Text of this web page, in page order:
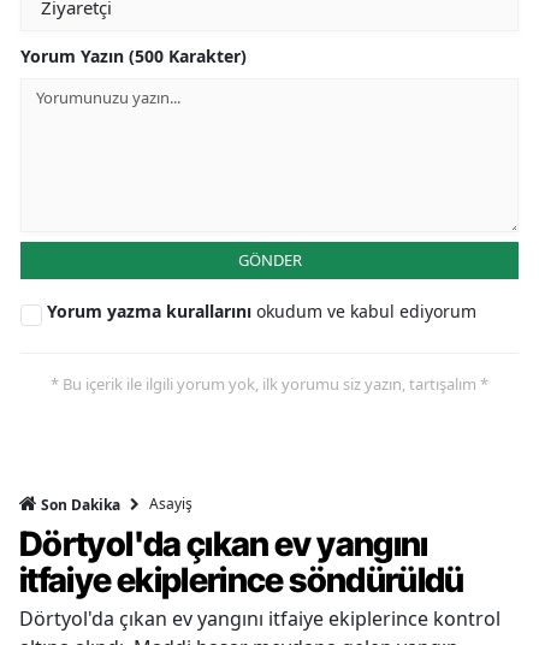
Yorum Yazın (500 Karakter)
GÖNDER
Yorum yazma kurallarını okudum ve kabul ediyorum
* Bu içerik ile ilgili yorum yok, ilk yorumu siz yazın, tartışalım *
Son Dakika Asayiş
Dörtyol'da çıkan ev yangını
itfaiye ekiplerince söndürüldü
Dörtyol'da çıkan ev yangını itfaiye ekiplerince kontrol